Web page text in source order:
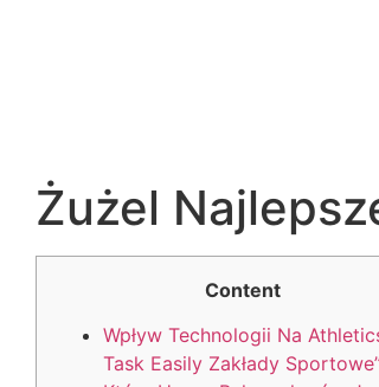
Żużel
Content
Wpływ Technologii Na
Task Easily Zakłady